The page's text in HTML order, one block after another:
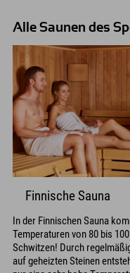
Alle Saunen des
Finnische Sauna
In der Finnischen Sauna
Temperaturen von 80 bis
Schwitzen! Durch
auf geheizten Steinen